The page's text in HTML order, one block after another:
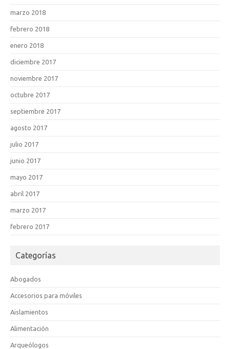
marzo 2018
febrero 2018
enero 2018
diciembre 2017
noviembre 2017
octubre 2017
septiembre 2017
agosto 2017
julio 2017
junio 2017
mayo 2017
abril 2017
marzo 2017
febrero 2017
Categorías
Abogados
Accesorios para móviles
Aislamientos
Alimentación
Arqueólogos